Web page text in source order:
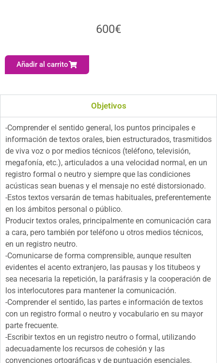
600€
Añadir al carrito
Objetivos
-Comprender el sentido general, los puntos principales e
información de textos orales, bien estructurados, trasmitidos
de viva voz o por medios técnicos (teléfono, televisión,
megafonía, etc.), articulados a una velocidad normal, en un
registro formal o neutro y siempre que las condiciones
acústicas sean buenas y el mensaje no esté distorsionado.
-Estos textos versarán de temas habituales, preferentemente
en los ámbitos personal o público.
Producir textos orales, principalmente en comunicación cara
a cara, pero también por teléfono u otros medios técnicos,
en un registro neutro.
-Comunicarse de forma comprensible, aunque resulten
evidentes el acento extranjero, las pausas y los titubeos y
sea necesaria la repetición, la paráfrasis y la cooperación de
los interlocutores para mantener la comunicación.
-Comprender el sentido, las partes e información de textos
con un registro formal o neutro y vocabulario en su mayor
parte frecuente.
-Escribir textos en un registro neutro o formal, utilizando
adecuadamente los recursos de cohesión y las
convenciones ortográficas y de puntuación esenciales.